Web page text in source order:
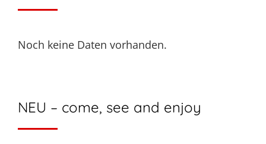
Noch keine Daten vorhanden.
NEU – come, see and enjoy